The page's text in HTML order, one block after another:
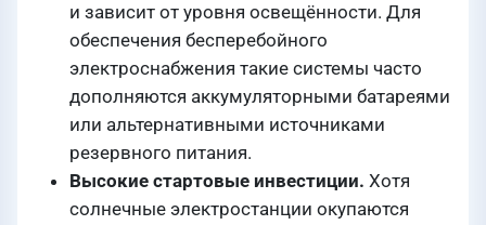
и зависит от уровня освещённости. Для
обеспечения бесперебойного
электроснабжения такие системы часто
дополняются аккумуляторными батареями
или альтернативными источниками
резервного питания.
Высокие стартовые инвестиции. Хотя
солнечные электростанции окупаются